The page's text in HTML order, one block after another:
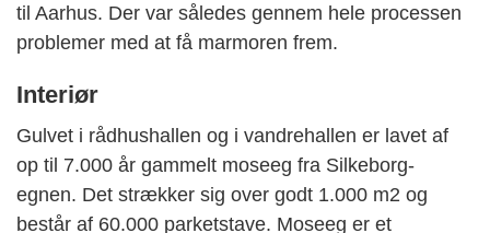
til Aarhus. Der var således gennem hele processen
problemer med at få marmoren frem.
Interiør
Gulvet i rådhushallen og i vandrehallen er lavet af
op til 7.000 år gammelt moseeg fra Silkeborg-
egnen. Det strækker sig over godt 1.000 m2 og
består af 60.000 parketstave. Moseeg er et